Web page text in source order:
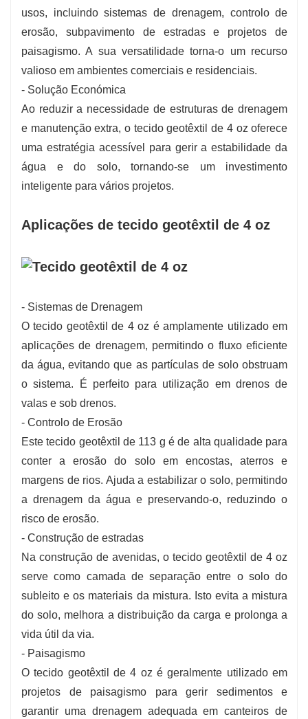
usos, incluindo sistemas de drenagem, controlo de
erosão, subpavimento de estradas e projetos de
paisagismo. A sua versatilidade torna-o um recurso
valioso em ambientes comerciais e residenciais.
- Solução Económica
Ao reduzir a necessidade de estruturas de drenagem
e manutenção extra, o tecido geotêxtil de 4 oz oferece
uma estratégia acessível para gerir a estabilidade da
água e do solo, tornando-se um investimento
inteligente para vários projetos.
Aplicações de tecido geotêxtil de 4 oz
- Sistemas de Drenagem
O tecido geotêxtil de 4 oz é amplamente utilizado em
aplicações de drenagem, permitindo o fluxo eficiente
da água, evitando que as partículas de solo obstruam
o sistema. É perfeito para utilização em drenos de
valas e sob drenos.
- Controlo de Erosão
Este tecido geotêxtil de 113 g é de alta qualidade para
conter a erosão do solo em encostas, aterros e
margens de rios. Ajuda a estabilizar o solo, permitindo
a drenagem da água e preservando-o, reduzindo o
risco de erosão.
- Construção de estradas
Na construção de avenidas, o tecido geotêxtil de 4 oz
serve como camada de separação entre o solo do
subleito e os materiais da mistura. Isto evita a mistura
do solo, melhora a distribuição da carga e prolonga a
vida útil da via.
- Paisagismo
O tecido geotêxtil de 4 oz é geralmente utilizado em
projetos de paisagismo para gerir sedimentos e
garantir uma drenagem adequada em canteiros de